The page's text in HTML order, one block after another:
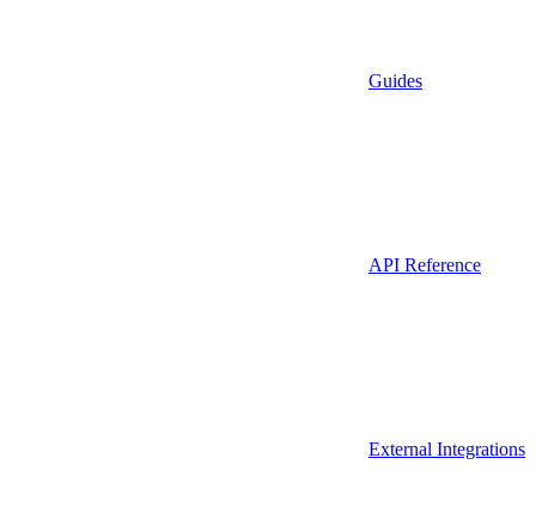
Guides
API Reference
External Integrations